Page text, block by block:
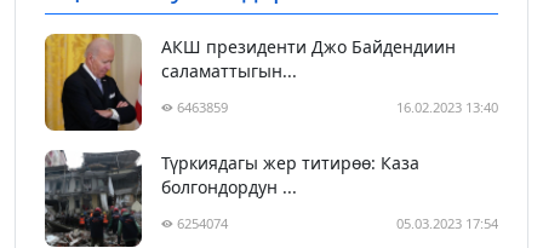
АКШ президенти Джо Байдендиин
саламаттыгын...
6463859 16.02.2023 13:40
Түркиядагы жер титирөө: Каза
болгондордун ...
6254074 05.03.2023 17:54